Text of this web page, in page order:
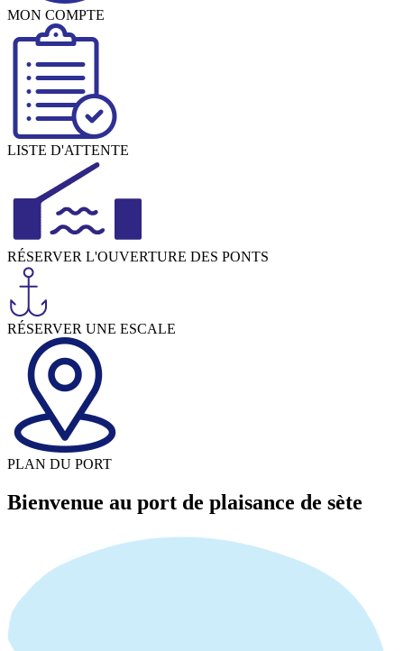
MON COMPTE
LISTE D'ATTENTE
RÉSERVER L'OUVERTURE DES PONTS
RÉSERVER UNE ESCALE
PLAN DU PORT
Bienvenue au port de plaisance de sète